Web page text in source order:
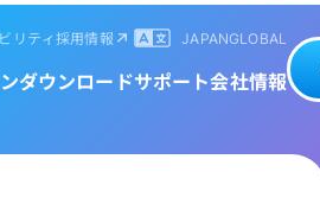
リティ採用情報 JAPANGLOBAL
ダウンロードサポート会社情報